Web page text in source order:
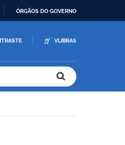
ÓRGÃOS DO GOVERNO
VLIBRAS